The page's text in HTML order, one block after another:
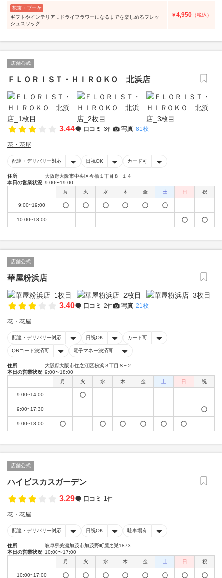
花束・ブーケ
ギフトやインテリアにドライフラワーになるまでを楽しめるフレッ
シュスワッグ
￥4,950 （税込）
店舗公式
ＦＬＯＲＩＳＴ・ＨＩＲＯＫＯ 北浜店
3.44 口コミ 3件 写真 81枚
花・花屋
配達・デリバリー対応 日祝OK カード可
住所
大阪府大阪市中央区今橋１丁目８−１４
本日の営業状況 9:00〜19:00
月
火 水 木 金 土 日 祝
9:00~19:00
10:00~18:00
店舗公式
華屋粉浜店
3.40 口コミ 2件 写真 21枚
花・花屋
配達・デリバリー対応 日祝OK カード可
QRコード決済可 電子マネー決済可
住所
大阪府大阪市住之江区粉浜３丁目８−２
本日の営業状況 9:00〜18:00
月
火 水 木 金 土 日 祝
9:00~14:00
9:00~17:30
9:00~18:00
店舗公式
ハイビスカスガーデン
3.29
口コミ 1件
花・花屋
配達・デリバリー対応 日祝OK 駐車場有
住所
岐阜県美濃加茂市加茂野町鷹之巣1873
本日の営業状況 10:00〜17:00
月
火 水 木 金 土 日 祝
10:00~17:00